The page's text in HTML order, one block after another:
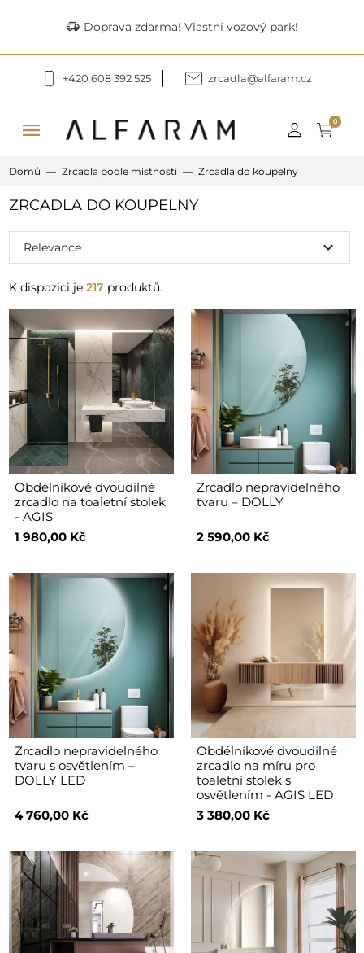
delivery_truck_speed Doprava zdarma! Vlastní vozový park!
+420 608 392 525 zrcadla@alfaram.cz
menu 0
Domů Zrcadla podle místnosti Zrcadla do koupelny
ZRCADLA DO KOUPELNY
K dispozici je 217 produktů.
Relevance expand_more
Obdélníkové dvoudílné
zrcadlo na toaletní stolek
- AGIS
1 980,00 Kč
Zrcadlo nepravidelného
tvaru – DOLLY
2 590,00 Kč
Zrcadlo nepravidelného
tvaru s osvětlením –
DOLLY LED
4 760,00 Kč
Obdélníkové dvoudílné
zrcadlo na míru pro
toaletní stolek s
osvětlením - AGIS LED
3 380,00 Kč